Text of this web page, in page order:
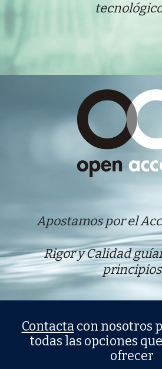
Apostamos por el
Rigor y Calidad
principios
Contacta con nosotros
todas las opciones
ofrecer